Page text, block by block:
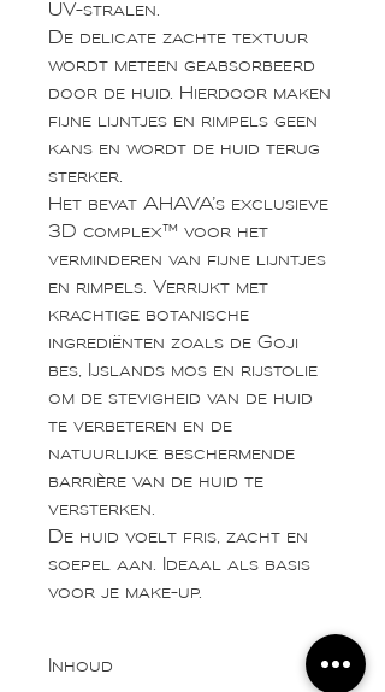
UV-stralen.
De delicate zachte textuur
wordt meteen geabsorbeerd
door de huid. Hierdoor maken
fijne lijntjes en rimpels geen
kans en wordt de huid terug
sterker.
Het bevat AHAVA’s exclusieve
3D complex™ voor het
verminderen van fijne lijntjes
en rimpels. Verrijkt met
krachtige botanische
ingrediënten zoals de Goji
bes, Ijslands mos en rijstolie
om de stevigheid van de huid
te verbeteren en de
natuurlijke beschermende
barrière van de huid te
versterken.
De huid voelt fris, zacht en
soepel aan. Ideaal als basis
voor je make-up.
Inhoud